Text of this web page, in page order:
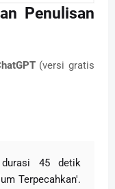
Penulisan
(versi gratis
45 detik
Terpecahkan'.